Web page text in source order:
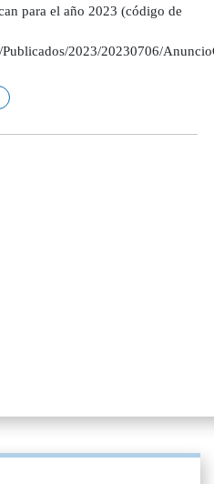
para el año 2023 (código de
2023/20230706/